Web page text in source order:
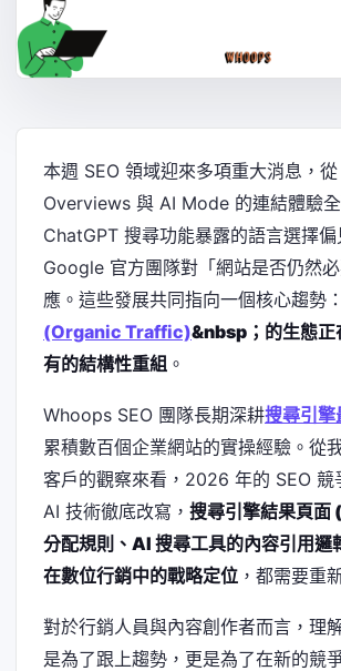
本週 SEO 領域迎來多項重大消息，
Overviews 與 AI Mode 的連結體驗全
ChatGPT 搜尋功能暴露的語言選擇偏
Google 官方團隊對「網站是否仍然
應。這些發展共同指向一個核心趨勢：
(Organic Traffic)&nbsp；的生態正
有的結構性重組 。
Whoops SEO 團隊長期深耕搜尋引擎
累積數百個企業網站的實操經驗。從
客戶的觀察來看，2026 年的 SEO 競
AI 技術徹底改寫， 搜尋引擎結果頁面 (
分配規則、AI 搜尋工具的內容引用邏
在數位行銷中的戰略定位 ，都需要重
對於行銷人員與內容創作者而言，理
是為了跟上趨勢，更是為了在新的競